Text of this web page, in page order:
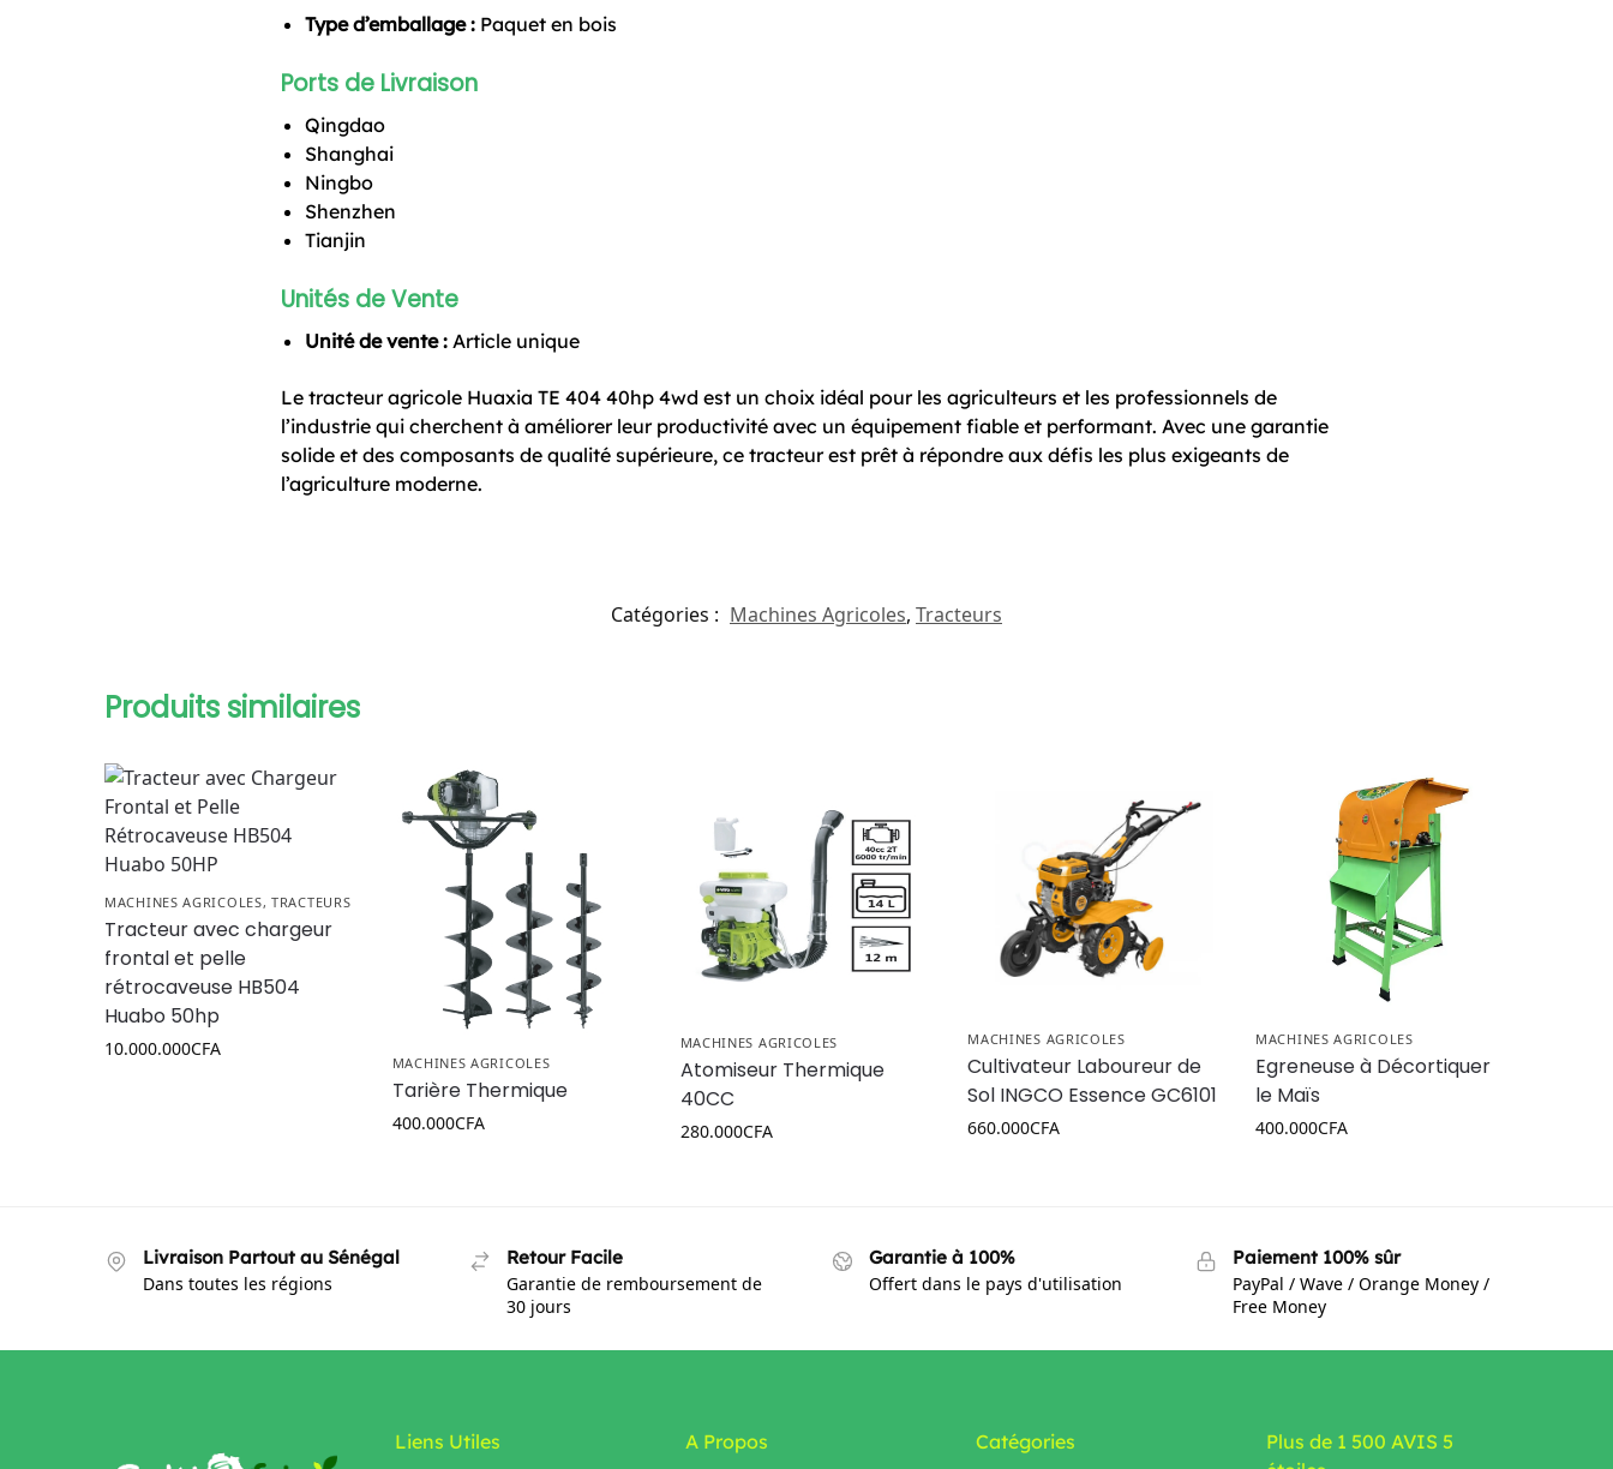
Type d’emballage :Paquet en bois
Ports de Livraison
Qingdao
Shanghai
Ningbo
Shenzhen
Tianjin
Unités de Vente
Unité de vente :Article unique
Le tracteur agricole Huaxia TE 404 40hp 4wd est un choix idéal pour les agriculteurs et les professionnels de
l’industrie qui cherchent à améliorer leur productivité avec un équipement fiable et performant. Avec une garantie
solide et des composants de qualité supérieure, ce tracteur est prêt à répondre aux défis les plus exigeants de
l’agriculture moderne.
Catégories : Machines Agricoles, Tracteurs
Produits similaires
MACHINES AGRICOLES,TRACTEURS
Tracteur avec chargeur
frontal et pelle
rétrocaveuse HB504
Huabo 50hp
10.000.000CFA
MACHINES AGRICOLES
Tarière Thermique
400.000CFA
MACHINES AGRICOLES
Atomiseur Thermique
40CC
280.000CFA
MACHINES AGRICOLES
Cultivateur Laboureur de
Sol INGCO Essence GC6101
660.000CFA
MACHINES AGRICOLES
Egreneuse à Décortiquer
le Maïs
400.000CFA
Livraison Partout au Sénégal
Dans toutes les régions
Retour Facile
Garantie de remboursement de
30 jours
Garantie à 100%
Offert dans le pays d'utilisation
Paiement 100% sûr
PayPal / Wave / Orange Money /
Free Money
Liens Utiles A Propos Catégories
Plus de 1 500 AVIS 5